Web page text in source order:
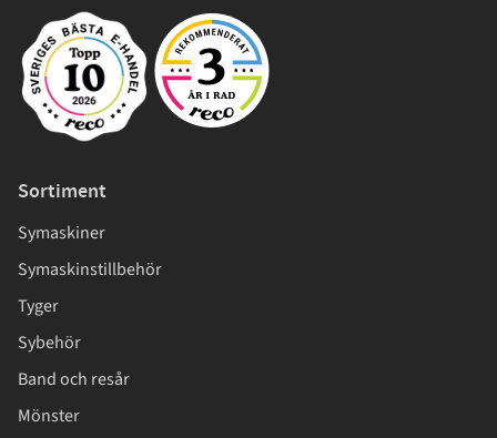
Sortiment
Symaskiner
Symaskinstillbehör
Tyger
Sybehör
Band och resår
Mönster